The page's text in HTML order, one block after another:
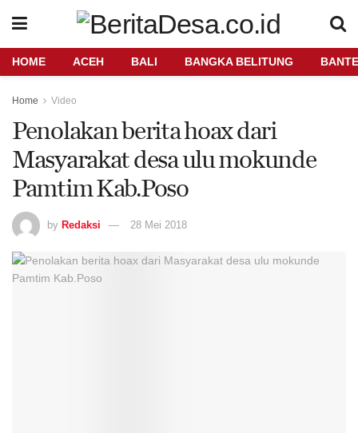
HOME ACEH BALI BANGKA BELITUNG
Home Video
Penolakan berita hoax dari
Masyarakat desa ulu mokunde
Pamtim Kab.Poso
by Redaksi 28 Mei 2018